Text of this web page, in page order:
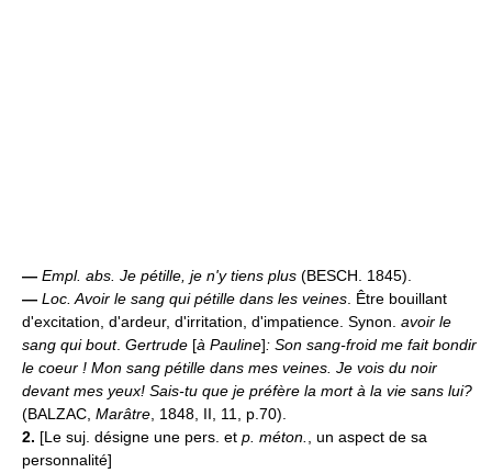
— Empl. abs. Je pétille, je n'y tiens plus (BESCH. 1845).
— Loc.Avoir le sang qui pétille dans les veines. Être bouillant
d'excitation, d'ardeur, d'irritation, d'impatience. Synon. avoir le
sang qui bout. Gertrude [à Pauline]: Son sang-froid me fait bondir
le coeur ! Mon sang pétille dans mes veines. Je vois du noir
devant mes yeux! Sais-tu que je préfère la mort à la vie sans lui?
(BALZAC, Marâtre, 1848, II, 11, p.70).
2. [Le suj. désigne une pers. et p. méton., un aspect de sa
personnalité]